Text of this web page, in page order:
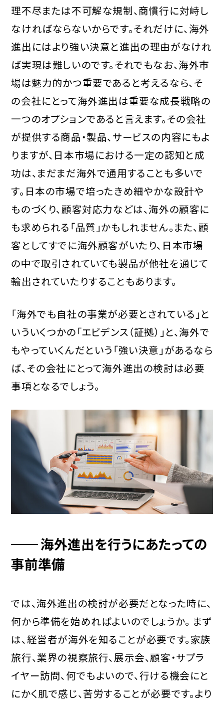
理不尽または不可解な規制、商慣行に対峙し
なければならないからです。それだけに、海外
進出にはより強い決意と進出の理由がなけれ
ば実現は難しいのです。それでもなお、海外市
場は魅力的かつ重要であると考えるなら、そ
の会社にとって海外進出は重要な成長戦略の
一つのオプションであると言えます。その会社
が提供する商品・製品、サービスの内容にもよ
りますが、日本市場における一定の認知と成
功は、まだまだ海外で通用することも多いで
す。日本の市場で培ったきめ細やかな設計や
ものづくり、顧客対応力などは、海外の顧客に
も求められる「品質」かもしれません。また、顧
客としてすでに海外顧客がいたり、日本市場
の中で取引されていても製品が他社を通じて
輸出されていたりすることもあります。
「海外でも自社の事業が必要とされている」と
いういくつかの「エビデンス（証拠）」と、海外で
もやっていくんだという「強い決意」があるなら
ば、その会社にとって海外進出の検討は必要
事項となるでしょう。
海外進出を行うにあたっての
事前準備
では、海外進出の検討が必要だとなった時に、
何から準備を始めればよいのでしょうか。 まず
は、経営者が海外を知ることが必要です。家族
旅行、業界の視察旅行、展示会、顧客・サプラ
イヤー訪問、何でもよいので、行ける機会にと
にかく肌で感じ、苦労することが必要です。より